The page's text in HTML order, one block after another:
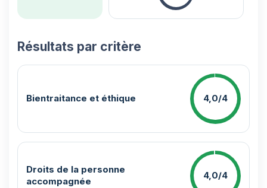
Résultats par critère
Bientraitance et éthique 4,0/4
Droits de la personne
accompagnée
4,0/4